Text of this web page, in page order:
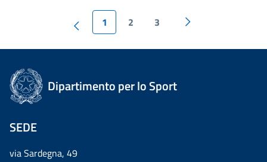
1 2 3
Dipartimento per lo Sport
SEDE
via Sardegna, 49